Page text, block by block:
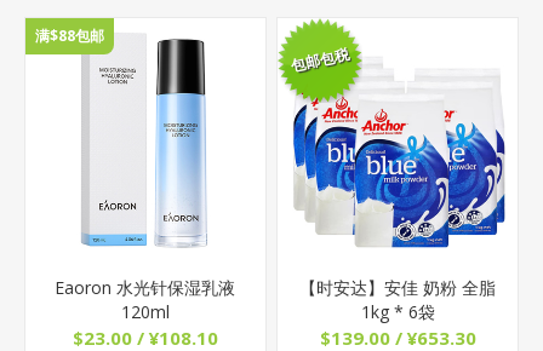
满$88包邮
Eaoron 水光针保湿乳液
120ml
$23.00 / ¥108.10
包邮包税
【时安达】安佳 奶粉 全脂
1kg * 6袋
$139.00 / ¥653.30